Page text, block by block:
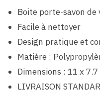
Boite porte-savon de
Facile à nettoyer
Design pratique et
Matière :
Dimensions : 11 x
LIVRAISON